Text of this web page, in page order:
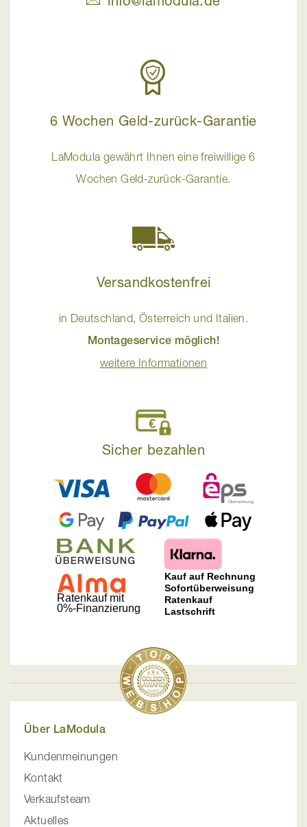
6 Wochen Geld-zurück-Garantie
LaModula gewährt Ihnen eine freiwillige 6
Wochen Geld-zurück-Garantie.
Versandkostenfrei
in Deutschland, Österreich und Italien.
Montageservice möglich!
weitere Informationen
Sicher bezahlen
Über LaModula
Kundenmeinungen
Kontakt
Verkaufsteam
Aktuelles